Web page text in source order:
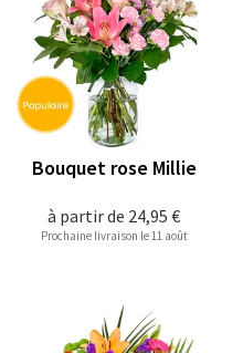
à partir de 24,95 €
Bouquet rose Millie
Prochaine livraison le 11 août